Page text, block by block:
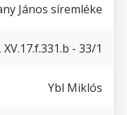
János síremléke
XV.17.f.331.b - 33/1
Ybl Miklós